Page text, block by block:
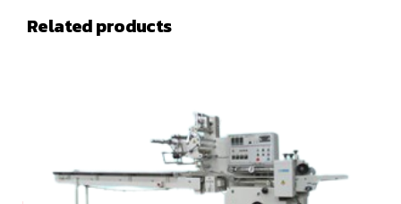
Related products